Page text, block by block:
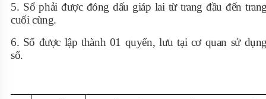
5. Sổ phải được đóng dấu giáp lai từ trang đầu đến
cuối cùng.
6. Sổ được lập thành 01 quyển, lưu tại cơ quan sử
sổ.